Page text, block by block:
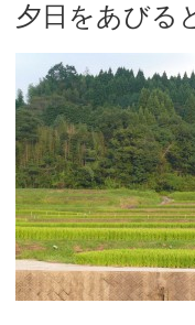
夕日をあびる